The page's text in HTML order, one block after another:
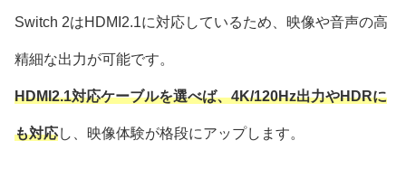
Switch 2はHDMI2.1に対応しているため、映像や音声の高
精細な出力が可能です。
HDMI2.1対応ケーブルを選べば、4K/120Hz出力やHDRに
も対応し、映像体験が格段にアップします。